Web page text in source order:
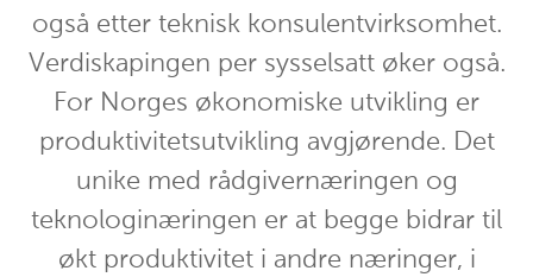
også etter teknisk konsulentvirksomhet.
Verdiskapingen per sysselsatt øker også.
For Norges økonomiske utvikling er
produktivitetsutvikling avgjørende. Det
unike med rådgivernæringen og
teknologinæringen er at begge bidrar til
økt produktivitet i andre næringer, i